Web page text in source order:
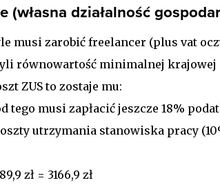
(własna działalność
musi zarobić freelancer (plus vat
równowartość minimalnej krajowej
ZUS to zostaje mu:
tego musi zapłacić jeszcze 18%
utrzymania stanowiska pracy
zł = 3166,9 zł